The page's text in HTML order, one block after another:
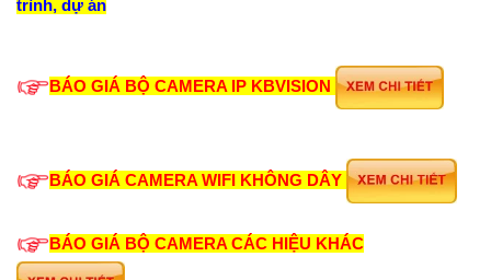
trình, dự án
BÁO GIÁ BỘ CAMERA IP KBVISION
BÁO GIÁ CAMERA WIFI KHÔNG DÂY
BÁO GIÁ BỘ CAMERA CÁC HIỆU KHÁC